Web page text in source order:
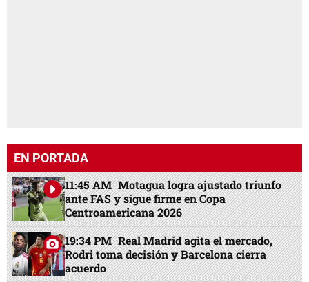
EN PORTADA
11:45 AM Motagua logra ajustado triunfo
ante FAS y sigue firme en Copa
Centroamericana 2026
19:34 PM Real Madrid agita el mercado,
Rodri toma decisión y Barcelona cierra
acuerdo